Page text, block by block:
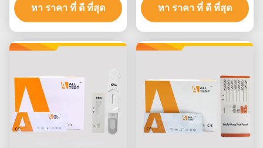
ใช้โดยผู้เชี่ยวชาญ
หา ราคา ที่ ดี ที่สุด
500 ng/mL การตัดและการ
ตีความทางสายตาง่าย
หา ราคา ที่ ดี ที่สุด